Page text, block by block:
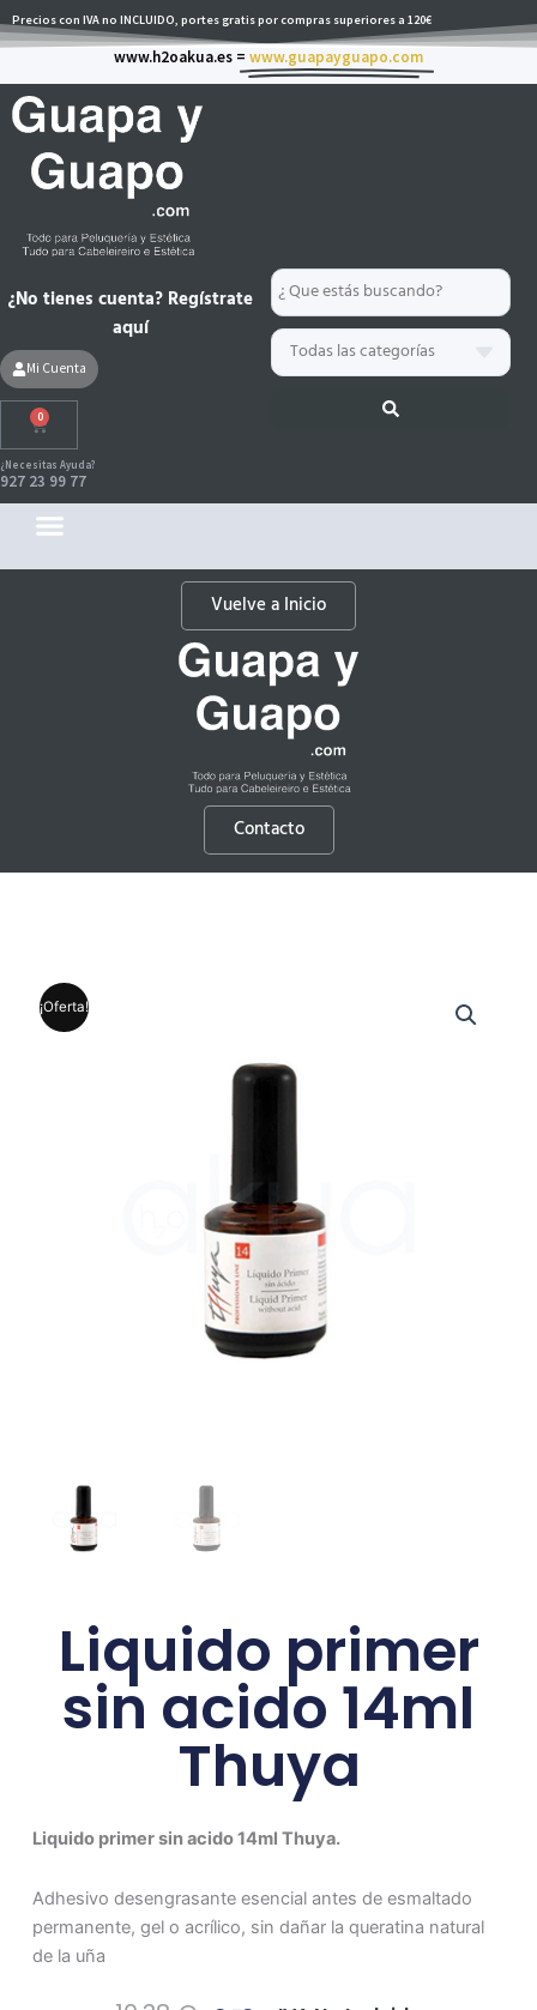
al
Precios con IVA no INCLUIDO, portes gratis por compras superiores a 120€
www.h2oakua.es = www.guapayguapo.com
Search
...
¿No tienes cuenta? Regístrate
aquí
Mi Cuenta
0
Carrito
¿Necesitas Ayuda?
927 23 99 77
Vuelve a Inicio
Contacto
¡Oferta!
Liquido primer
sin acido 14ml
Thuya
Liquido primer sin acido 14ml Thuya.
Adhesivo desengrasante esencial antes de esmaltado
permanente, gel o acrílico, sin dañar la queratina natural
de la uña